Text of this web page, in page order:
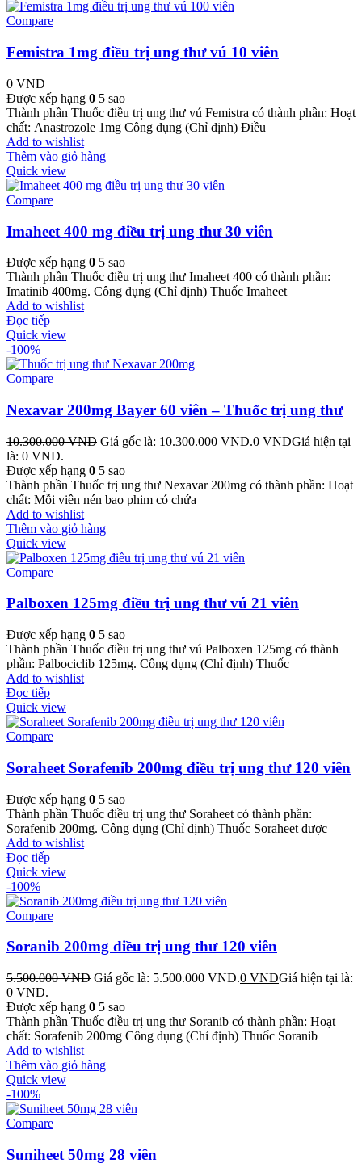
Compare
Femistra 1mg điều trị ung thư vú 10 viên
0 VND
Được xếp hạng 0 5 sao
Thành phần Thuốc điều trị ung thư vú Femistra có thành phần: Hoạt
chất: Anastrozole 1mg Công dụng (Chỉ định) Điều
Add to wishlist
Thêm vào giỏ hàng
Quick view
Compare
Imaheet 400 mg điều trị ung thư 30 viên
Được xếp hạng 0 5 sao
Thành phần Thuốc điều trị ung thư Imaheet 400 có thành phần:
Imatinib 400mg. Công dụng (Chỉ định) Thuốc Imaheet
Add to wishlist
Đọc tiếp
Quick view
-100%
Compare
Nexavar 200mg Bayer 60 viên – Thuốc trị ung thư
10.300.000VND Giá gốc là: 10.300.000 VND.0 VNDGiá hiện tại
là: 0 VND.
Được xếp hạng 0 5 sao
Thành phần Thuốc trị ung thư Nexavar 200mg có thành phần: Hoạt
chất: Mỗi viên nén bao phim có chứa
Add to wishlist
Thêm vào giỏ hàng
Quick view
Compare
Palboxen 125mg điều trị ung thư vú 21 viên
Được xếp hạng 0 5 sao
Thành phần Thuốc điều trị ung thư vú Palboxen 125mg có thành
phần: Palbociclib 125mg. Công dụng (Chỉ định) Thuốc
Add to wishlist
Đọc tiếp
Quick view
Compare
Soraheet Sorafenib 200mg điều trị ung thư 120 viên
Được xếp hạng 0 5 sao
Thành phần Thuốc điều trị ung thư Soraheet có thành phần:
Sorafenib 200mg. Công dụng (Chỉ định) Thuốc Soraheet được
Add to wishlist
Đọc tiếp
Quick view
-100%
Compare
Soranib 200mg điều trị ung thư 120 viên
5.500.000VND Giá gốc là: 5.500.000 VND.0 VNDGiá hiện tại là:
0 VND.
Được xếp hạng 0 5 sao
Thành phần Thuốc điều trị ung thư Soranib có thành phần: Hoạt
chất: Sorafenib 200mg Công dụng (Chỉ định) Thuốc Soranib
Add to wishlist
Thêm vào giỏ hàng
Quick view
-100%
Compare
Suniheet 50mg 28 viên